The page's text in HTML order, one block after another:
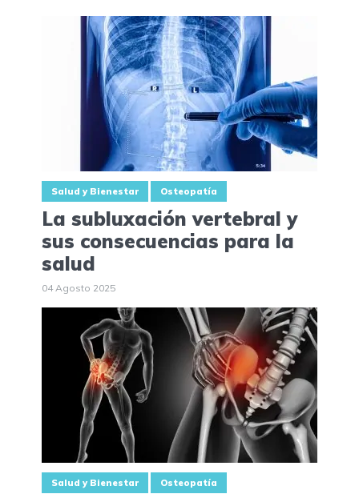
Salud y Bienestar Osteopatía
La subluxación vertebral y
sus consecuencias para la
salud
04 Agosto 2025
Salud y Bienestar Osteopatía